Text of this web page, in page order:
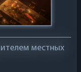
местных